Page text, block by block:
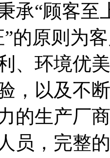
承“顾客至
的原则为
、环境优
，以及不
的生产厂
员，完整